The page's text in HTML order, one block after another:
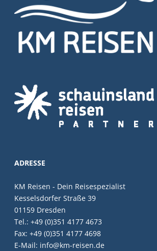
ADRESSE
KM Reisen - Dein Reisespezialist
Kesselsdorfer Straße 39
01159 Dresden
Tel.: +49 (0)351 4177 4673
Fax: +49 (0)351 4177 4698
E-Mail: info@km-reisen.de